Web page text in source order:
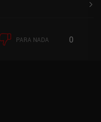
PARA NADA 0